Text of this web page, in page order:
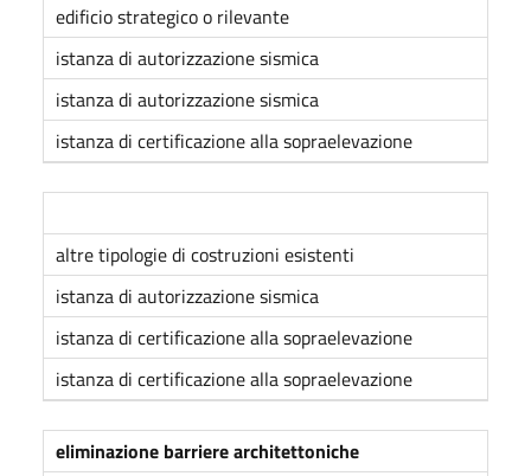
edificio strategico o rilevante
istanza di autorizzazione sismica
istanza di autorizzazione sismica
istanza di certificazione alla sopraelevazione
altre tipologie di costruzioni esistenti
istanza di autorizzazione sismica
istanza di certificazione alla sopraelevazione
istanza di certificazione alla sopraelevazione
eliminazione barriere architettoniche